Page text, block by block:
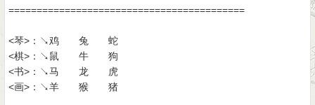
==========================================
<琴>：↘鸡 兔 蛇
<棋>：↘鼠 牛 狗
<书>：↘马 龙 虎
<画>：↘羊 猴 猪